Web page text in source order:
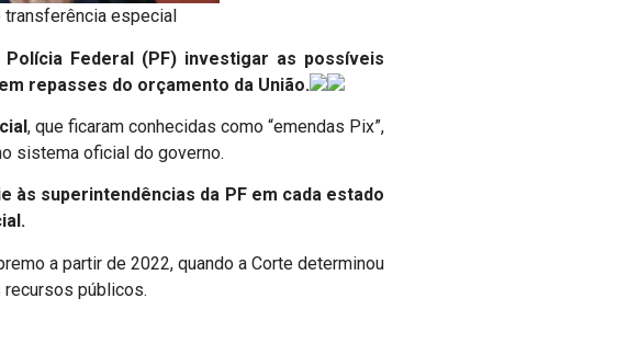
especial
Federal (PF) investigar as possíveis
repasses do orçamento da União.
, que ficaram conhecidas como “emendas Pix”,
sistema oficial do governo.
às superintendências da PF em cada estado
a partir de 2022, quando a Corte determinou
recursos públicos.